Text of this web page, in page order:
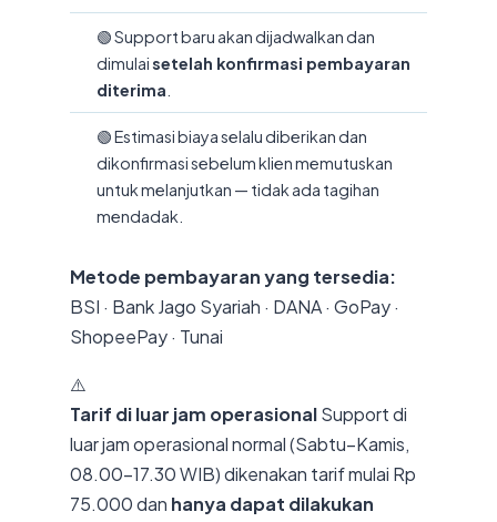
🟢 Support baru akan dijadwalkan dan
dimulaisetelah konfirmasi pembayaran
diterima
🟢 Estimasi biaya selalu diberikan dan
dikonfirmasi sebelum klien memutuskan
untuk melanjutkan — tidak ada tagihan
mendadak.
Metode pembayaran yang tersedia:
BSI · Bank Jago Syariah · DANA · GoPay ·
ShopeePay · Tunai
⚠️
Tarif di luar jam operasionalSupport di
luar jam operasional normal (Sabtu–Kamis,
08.00–17.30 WIB) dikenakan tarif mulai Rp
75.000 dan hanya dapat dilakukan